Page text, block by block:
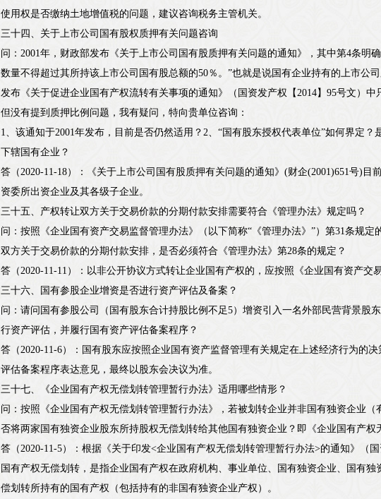
使用权是否缴纳土地增值税的问题，建议咨询税务主管机关。
三十四、关于上市公司国有股权质押有关问题咨询
问：2001年，财政部发布《关于上市公司国有股质押有关问题的通知》，其中第4条明
数量不得超过其所持该上市公司国有股总额的50％。”也就是说国有企业持有的上市公
发布《关于促进企业国有产权流转有关事项的通知》（国资发产权【2014】95号文）
但没有提到质押比例问题，我有疑问，特向贵单位咨询：
1、该通知于2001年发布，目前是否仍然适用？2、“国有股东授权代表单位”如何界定
下辖国有企业？
答（2020-11-18）：《关于上市公司国有股质押有关问题的通知》(财企(2001)651号)目
资委所出资企业及其各级子企业。
三十五、产权转让双方关于交易价款的分期付款安排需要符合《管理办法》规定吗？
问：按照《企业国有资产交易监督管理办法》（以下简称“《管理办法》”）第31条规
双方关于交易价款的分期付款安排，是否必须符合《管理办法》第28条的规定？
答（2020-11-11）：以非公开协议方式转让企业国有产权的，应按照《企业国有资产交
三十六、国有参股企业增资是否进行资产评估及备案？
问：请问国有参股公司（国有股东合计持股比例不足5）增资引入一名外部民营背景股
行资产评估，并履行国有资产评估备案程序？
答（2020-11-6）：国有股东应按照企业国有资产监督管理有关规定在上述经济行为的
评估备案程序表达意见，最终以股东会决议为准。
三十七、《企业国有产权无偿划转管理暂行办法》适用哪些情形？
问：按照《企业国有产权无偿划转管理暂行办法》，若被划转企业并非国有独资企业
否将两家国有独资企业股东所持股权无偿划转给其他国有独资企业？即《企业国有产
答（2020-11-5）：根据《关于印发<企业国有产权无偿划转管理暂行办法>的通知》（
国有产权无偿划转，是指企业国有产权在政府机构、事业单位、国有独资企业、国有
偿划转所持有的国有产权（包括持有的非国有独资企业产权）。